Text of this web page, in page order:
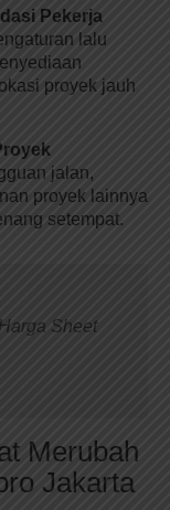
Pekerja
lalu
proyek jauh
jalan,
proyek lainnya
setempat.
Harga Sheet
Merubah
Jakarta